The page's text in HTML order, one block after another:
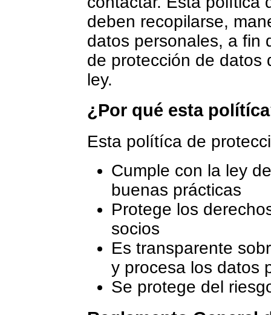
deben recopilarse,
datos personales, a fin
de protección de datos
ley.
¿Por qué esta
Esta polítíca de
Cumple con la ley
buenas prácticas
Protege los
socios
Es transparente
y procesa los datos
Se protege del